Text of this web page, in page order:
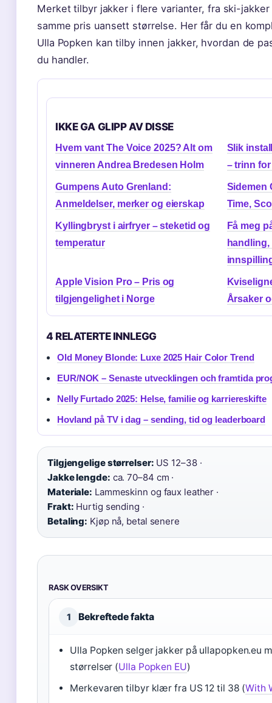
Merket tilbyr jakker i flere varianter, fra ski-
samme pris uansett størrelse. Her får du en
Ulla Popken kan tilby innen jakker, hvordan de
du handler.
IKKE GA GLIPP AV DISSE
Hvem vant The Voice 2025? Alt om
vinneren Andrea Bredesen Holm
Slik
– trinn
Gumpens Auto Grenland:
Anmeldelser, merker og eierskap
Sidemen
Time,
Kyllingbryst i airfryer – steketid og
temperatur
Få meg
Apple Vision Pro – Pris og
tilgjengelighet i Norge
Årsaker
4 RELATERTE INNLEGG
Old Money Blonde: Luxe 2025 Hair Color Trend
EUR/NOK – Senaste utvecklingen och framtida
Nelly Furtado 2025: Helse, familie og karriereskifte
Hovland på TV i dag – sending, tid og leaderboard
Tilgjengelige størrelser: US 12–38 ·
Jakke lengde: ca. 70–84 cm ·
Materiale: Lammeskinn og faux leather ·
Frakt: Hurtig sending ·
Betaling: Kjøp nå, betal senere
RASK OVERSIKT
1 Bekreftede fakta
Ulla Popken selger jakker på ullapopken.eu
størrelser (Ulla Popken EU)
Merkevaren tilbyr klær fra US 12 til 38 (With